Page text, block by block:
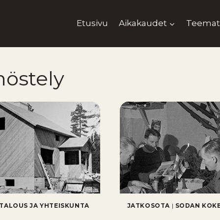
Etusivu Aikakaudet Teemat
JA YHTEISKUNTA JATKOSOTA | SODAN